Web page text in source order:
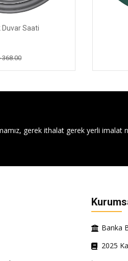
Duvar Saati
368.00
gerek ithalat gerek yerli imalat
Banka
2025